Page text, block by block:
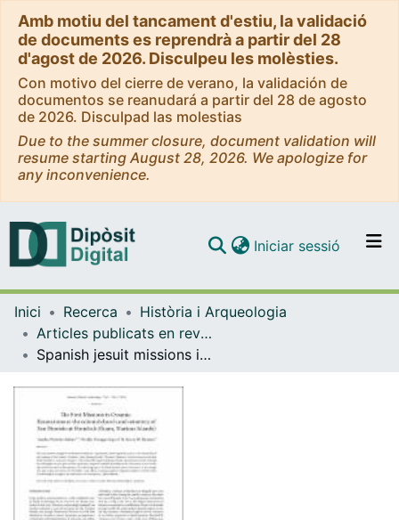
Amb motiu del tancament d'estiu, la validació
de documents es reprendrà a partir del 28
d'agost de 2026. Disculpeu les molèsties.
Con motivo del cierre de verano, la validación de
documentos se reanudará a partir del 28 de agosto
de 2026. Disculpad las molestias
Due to the summer closure, document validation will
resume starting August 28, 2026. We apologize for
any inconvenience.
Navega per tot el DD
Com publicar
Iniciar sessió (current)
Inici Recerca
Història i Arqueologia
Articles publicats en revistes (Història i Arqueologia)
Spanish jesuit missions in Guam: Excavations at the colonial church and cementery of San Dionisios at Humatak (Guam ,Mariana islands)